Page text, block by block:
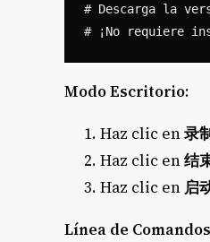
# Descarga la
Modo Escritorio:
Haz clic en录
Haz clic en结
Haz clic en启
Línea de Comandos